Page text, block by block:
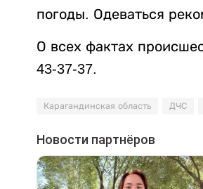
погоды. Одеваться
О всех фактах
43-37-37.
Карагандинская область ДЧС